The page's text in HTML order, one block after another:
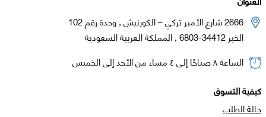
2666 شارع الأمير تركي – الكورنيش , وحدة رقم 102
الخبر 34412-6803 , المملكة العربية السعودية
الساعة ٨ صباحًا إلى ٤ مساء من الأحد إلى الخميس
كيفية التسوق
حالة الطلب